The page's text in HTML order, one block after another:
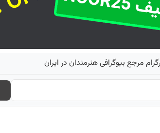
مرجع بیوگرافی هنرمندان در ایران